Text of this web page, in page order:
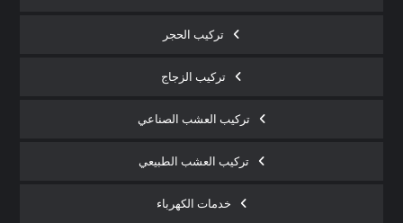
تركيب الحجر
تركيب الزجاج
تركيب العشب الصناعي
تركيب العشب الطبيعي
خدمات الكهرباء